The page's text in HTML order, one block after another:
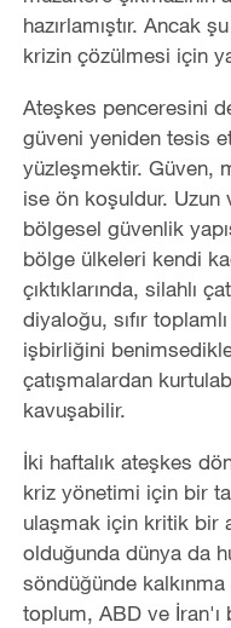
hazırlamıştır. Ancak
krizin çözülmesi için
Ateşkes penceresini
güveni yeniden tesis
yüzleşmektir. Güven,
ise ön koşuldur.
bölgesel güvenlik
bölge ülkeleri kendi
çıktıklarında, silahlı
diyaloğu, sıfır
işbirliğini
çatışmalardan
kavuşabilir.
İki haftalık ateşkes
kriz yönetimi için bir
ulaşmak için kritik bir
olduğunda dünya da
söndüğünde
toplum, ABD ve İran'ı